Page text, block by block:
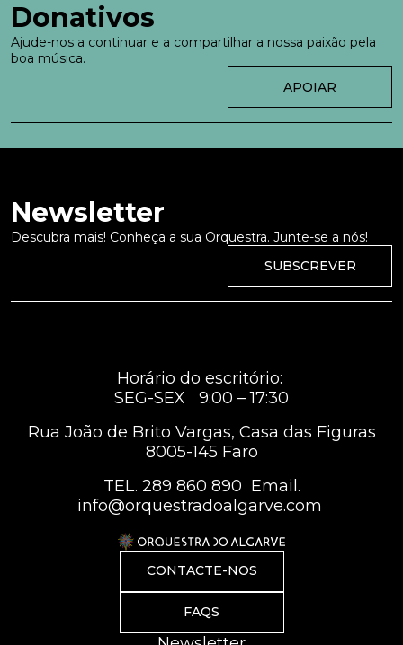
Donativos
Ajude-nos a continuar e a compartilhar a nossa paixão pela
boa música.
APOIAR
Newsletter
Descubra mais! Conheça a sua Orquestra. Junte-se a nós!
SUBSCREVER
Horário do escritório:
SEG-SEX 9:00 – 17:30
Rua João de Brito Vargas, Casa das Figuras
8005-145 Faro
TEL. 289 860 890 Email.
info@orquestradoalgarve.com
CONTACTE-NOS
FAQS